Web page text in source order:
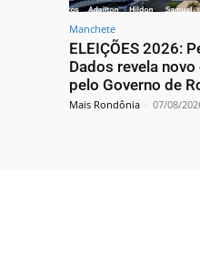
Manchete
ELEIÇÕES 2026:
Dados revela
pelo Governo de
Mais Rondônia - 07/08/